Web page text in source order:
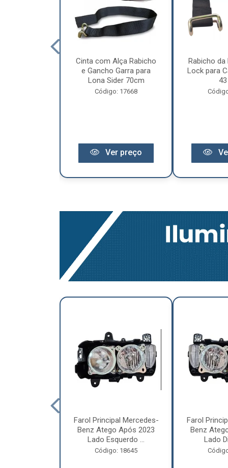
Cinta com Alça Rabicho
e Gancho Garra para
Lona Sider 70cm
Código: 17668
Ver preço
Rabicho da
Lock para
Farol Principal Mercedes-
Benz Atego Após 2023
Lado Esquerdo ...
Código: 18645
Farol
Benz
Lado